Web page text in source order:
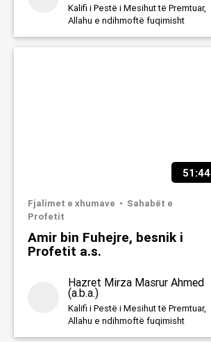
Kalifi i Pestë i Mesihut të Premtuar,
Allahu e ndihmoftë fuqimisht
51:44
Fjalimet e xhumave
Sahabët e
Profetit
Amir bin Fuhejre, besnik i
Profetit a.s.
Hazret Mirza Masrur Ahmed
(a.b.a.)
Kalifi i Pestë i Mesihut të Premtuar,
Allahu e ndihmoftë fuqimisht